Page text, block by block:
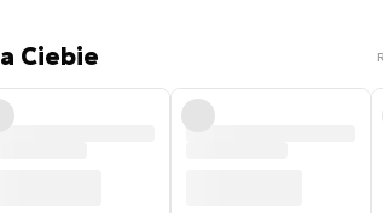
Ciebie